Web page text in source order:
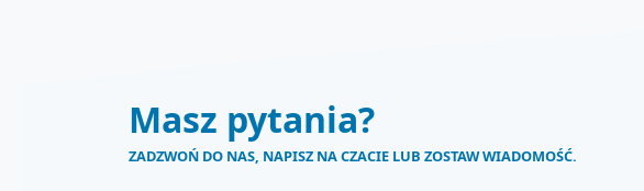
Masz pytania?
ZADZWOŃ DO NAS, NAPISZ NA CZACIE LUB ZOSTAW WIADOMOŚĆ.